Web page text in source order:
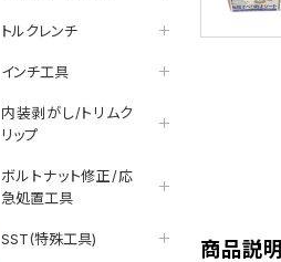
トルクレンチ
インチ工具
内装剥がし/トリムク
リップ
ボルトナット修正/応
急処置工具
SST(特殊工具) 商品説明